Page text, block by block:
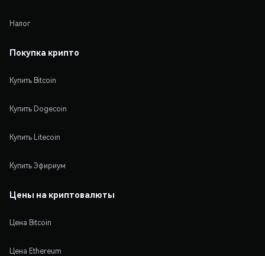
Налог
Покупка крипто
Купить Bitcoin
Купить Dogecoin
Купить Litecoin
Купить Эфириум
Цены на криптовалюты
Цена Bitcoin
Цена Ethereum